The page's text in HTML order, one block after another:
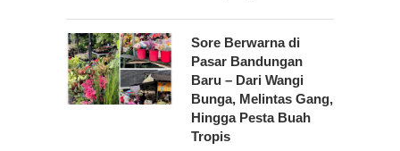
Sore Berwarna di
Pasar Bandungan
Baru – Dari Wangi
Bunga, Melintas Gang,
Hingga Pesta Buah
Tropis